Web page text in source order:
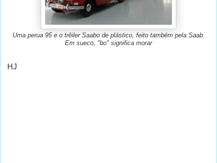
Uma perua 95 e o trêiler Saabo de plástico, feito também pela Saab.
Em sueco, "bo" significa morar
HJ